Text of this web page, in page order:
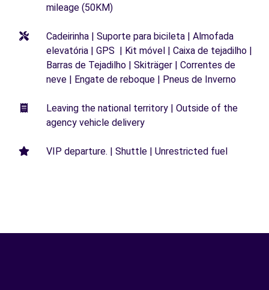
mileage (50KM)
Cadeirinha | Suporte para bicileta | Almofada
elevatória | GPS | Kit móvel | Caixa de tejadilho |
Barras de Tejadilho | Skiträger | Correntes de
neve | Engate de reboque | Pneus de Inverno
Leaving the national territory | Outside of the
agency vehicle delivery
VIP departure. | Shuttle | Unrestricted fuel